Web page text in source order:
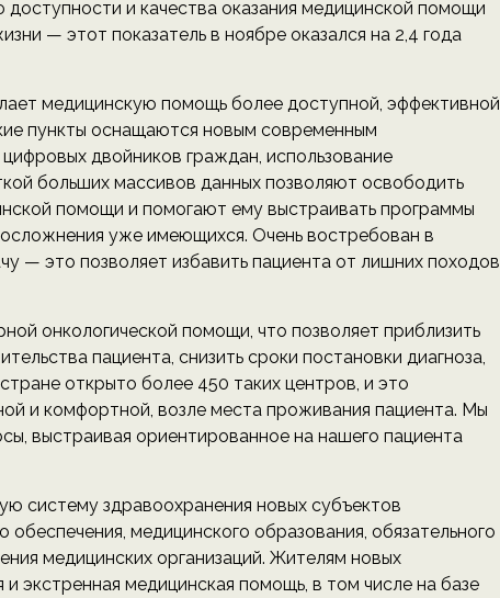
и качества оказания медицинской помощи
— этот показатель в ноябре оказался на 2,4 года
медицинскую помощь более доступной, эффективной
пункты оснащаются новым современным
двойников граждан, использование
больших массивов данных позволяют освободить
помощи и помогают ему выстраивать программы
уже имеющихся. Очень востребован в
— это позволяет избавить пациента от лишних походов
онкологической помощи, что позволяет приблизить
пациента, снизить сроки постановки диагноза,
открыто более 450 таких центров, и это
и комфортной, возле места проживания пациента. Мы
выстраивая ориентированное на нашего пациента
систему здравоохранения новых субъектов
медицинского образования, обязательного
медицинских организаций. Жителям новых
экстренная медицинская помощь, в том числе на базе